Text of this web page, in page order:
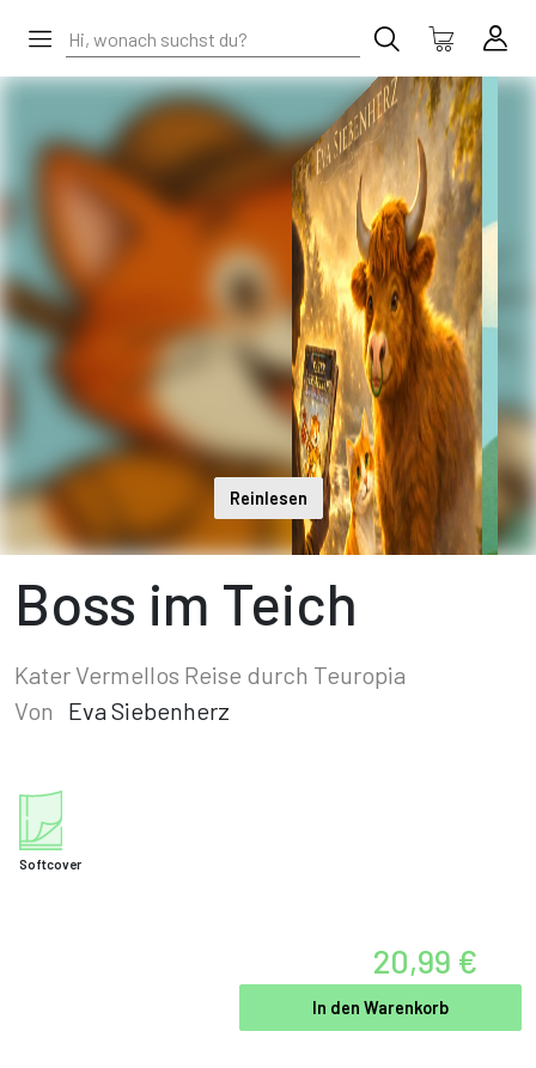
Reinlesen
Boss im Teich
Kater Vermellos Reise durch Teuropia
Von
Eva Siebenherz
Softcover
20,99 €
In den Warenkorb